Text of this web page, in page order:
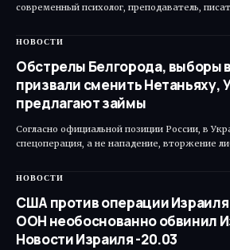
современный психолог, преподаватель,
НОВОСТИ
Обстрелы Белгорода, выборы
призвали сменить Нетаньяху,
предлагают займы
Согласно официальной позиции России, в
спецоперация, а не нападение, вторжение
НОВОСТИ
США против операции
ООН необоснованно обвинил
Новости Израиля -20.03